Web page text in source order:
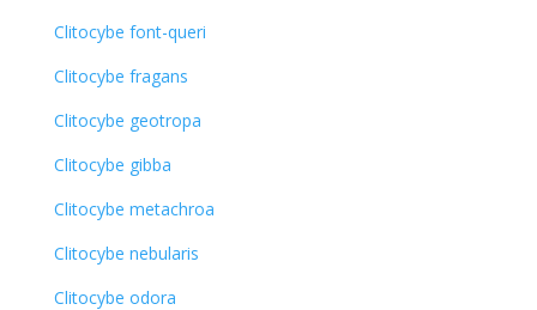
Clitocybe font-queri
Clitocybe fragans
Clitocybe geotropa
Clitocybe gibba
Clitocybe metachroa
Clitocybe nebularis
Clitocybe odora